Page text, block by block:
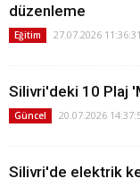
düzenleme
Eğitim 27.07.2026 11:36:31
Silivri'deki 10 Plaj
Güncel 20.07.2026
Silivri'de elektrik